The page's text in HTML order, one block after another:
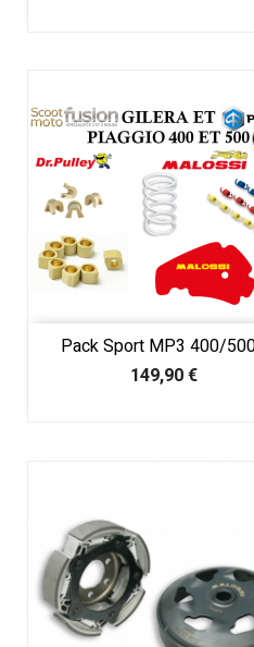
Pack Sport MP3 400/
Prix
149,90 €